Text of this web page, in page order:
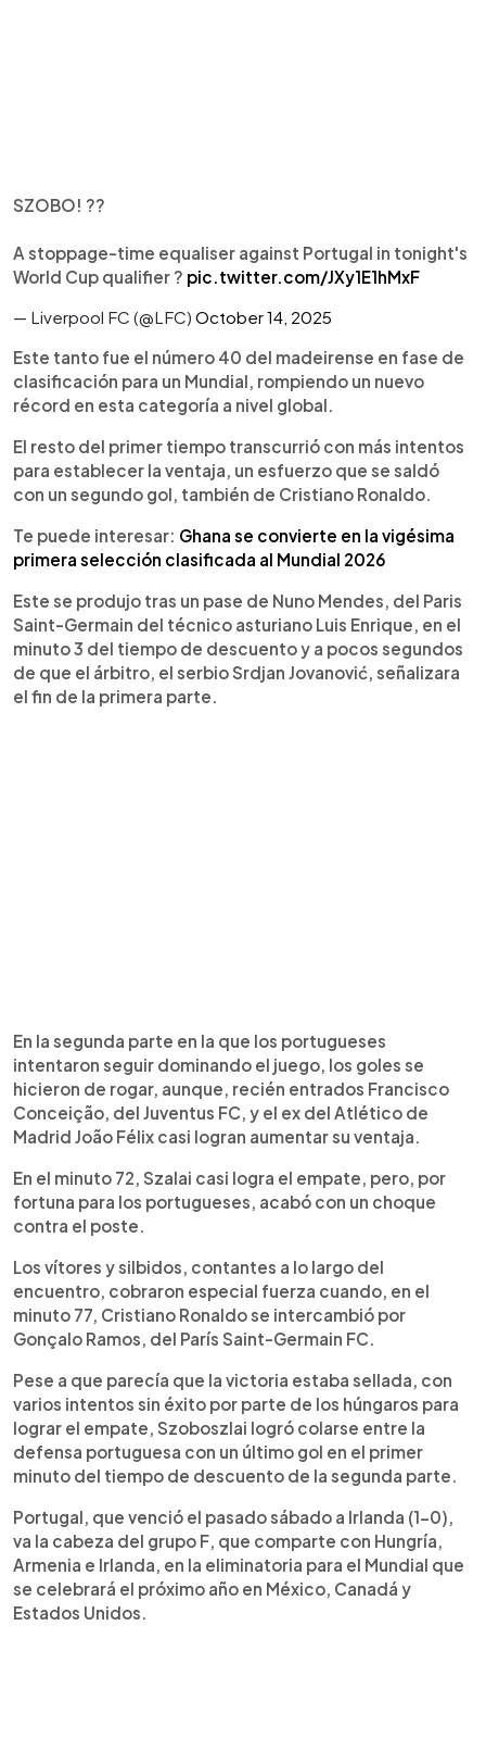
SZOBO! ??
A stoppage-time equaliser against Portugal in tonight's
World Cup qualifier ? pic.twitter.com/JXy1E1hMxF
— Liverpool FC (@LFC) October 14, 2025
Este tanto fue el número 40 del madeirense en fase de
clasificación para un Mundial, rompiendo un nuevo
récord en esta categoría a nivel global.
El resto del primer tiempo transcurrió con más intentos
para establecer la ventaja, un esfuerzo que se saldó
con un segundo gol, también de Cristiano Ronaldo.
Te puede interesar: Ghana se convierte en la vigésima
primera selección clasificada al Mundial 2026
Este se produjo tras un pase de Nuno Mendes, del Paris
Saint-Germain del técnico asturiano Luis Enrique, en el
minuto 3 del tiempo de descuento y a pocos segundos
de que el árbitro, el serbio Srdjan Jovanović, señalizara
el fin de la primera parte.
En la segunda parte en la que los portugueses
intentaron seguir dominando el juego, los goles se
hicieron de rogar, aunque, recién entrados Francisco
Conceição, del Juventus FC, y el ex del Atlético de
Madrid João Félix casi logran aumentar su ventaja.
En el minuto 72, Szalai casi logra el empate, pero, por
fortuna para los portugueses, acabó con un choque
contra el poste.
Los vítores y silbidos, contantes a lo largo del
encuentro, cobraron especial fuerza cuando, en el
minuto 77, Cristiano Ronaldo se intercambió por
Gonçalo Ramos, del París Saint-Germain FC.
Pese a que parecía que la victoria estaba sellada, con
varios intentos sin éxito por parte de los húngaros para
lograr el empate, Szoboszlai logró colarse entre la
defensa portuguesa con un último gol en el primer
minuto del tiempo de descuento de la segunda parte.
Portugal, que venció el pasado sábado a Irlanda (1-0),
va la cabeza del grupo F, que comparte con Hungría,
Armenia e Irlanda, en la eliminatoria para el Mundial que
se celebrará el próximo año en México, Canadá y
Estados Unidos.